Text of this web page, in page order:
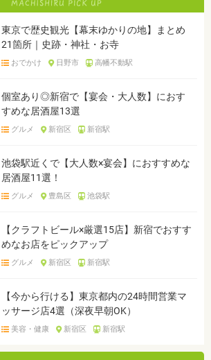
東京で歴史観光【幕末ゆかりの地】まとめ
21箇所｜史跡・神社・お寺
おでかけ 日野市 高幡不動駅
個室あり◎新宿で【宴会・大人数】におす
すめな居酒屋13選
グルメ 新宿区 新宿駅
池袋駅近くで【大人数×宴会】におすすめな
居酒屋11選！
グルメ 豊島区 池袋駅
【クラフトビール×厳選15店】新宿でおすす
めなお店をピックアップ
グルメ 新宿区 新宿駅
【今から行ける】東京都内の24時間営業マ
ッサージ店4選（深夜早朝OK）
美容・健康 新宿区 新宿駅